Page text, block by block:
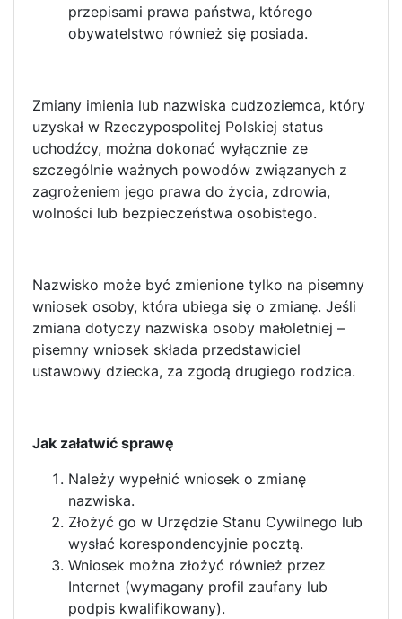
przepisami prawa państwa, którego
obywatelstwo również się posiada.
Zmiany imienia lub nazwiska cudzoziemca, który
uzyskał w Rzeczypospolitej Polskiej status
uchodźcy, można dokonać wyłącznie ze
szczególnie ważnych powodów związanych z
zagrożeniem jego prawa do życia, zdrowia,
wolności lub bezpieczeństwa osobistego.
Nazwisko może być zmienione tylko na pisemny
wniosek osoby, która ubiega się o zmianę. Jeśli
zmiana dotyczy nazwiska osoby małoletniej –
pisemny wniosek składa przedstawiciel
ustawowy dziecka, za zgodą drugiego rodzica.
Jak załatwić sprawę
Należy wypełnić wniosek o zmianę
nazwiska.
Złożyć go w Urzędzie Stanu Cywilnego lub
wysłać korespondencyjnie pocztą.
Wniosek można złożyć również przez
Internet (wymagany profil zaufany lub
podpis kwalifikowany).